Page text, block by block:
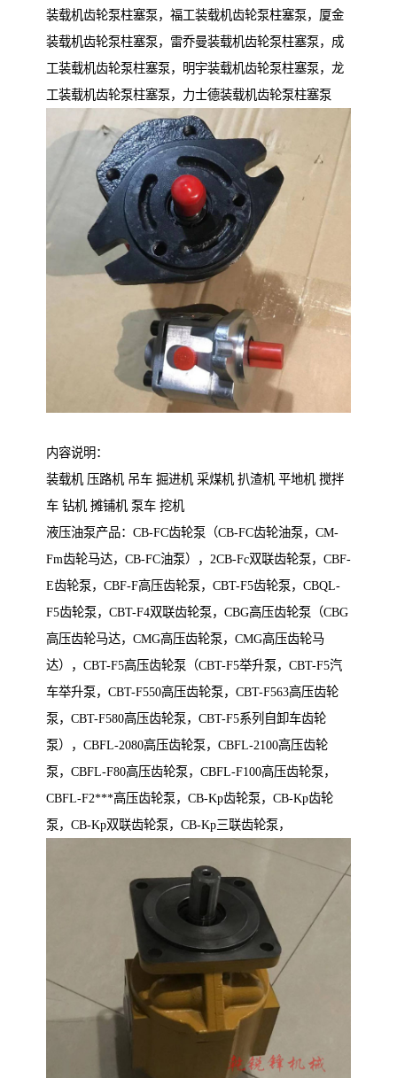
装载机齿轮泵柱塞泵，福工装载机齿轮泵柱塞泵，厦金
装载机齿轮泵柱塞泵，雷乔曼装载机齿轮泵柱塞泵，成
工装载机齿轮泵柱塞泵，明宇装载机齿轮泵柱塞泵，龙
工装载机齿轮泵柱塞泵，力士德装载机齿轮泵柱塞泵
内容说明：
装载机 压路机 吊车 掘进机 采煤机 扒渣机 平地机 搅拌
车 钻机 摊铺机 泵车 挖机
液压油泵产品：CB-FC齿轮泵（CB-FC齿轮油泵，CM-
Fm齿轮马达，CB-FC油泵），2CB-Fc双联齿轮泵，CBF-
E齿轮泵，CBF-F高压齿轮泵，CBT-F5齿轮泵，CBQL-
F5齿轮泵，CBT-F4双联齿轮泵，CBG高压齿轮泵（CBG
高压齿轮马达，CMG高压齿轮泵，CMG高压齿轮马
达），CBT-F5高压齿轮泵（CBT-F5举升泵，CBT-F5汽
车举升泵，CBT-F550高压齿轮泵，CBT-F563高压齿轮
泵，CBT-F580高压齿轮泵，CBT-F5系列自卸车齿轮
泵），CBFL-2080高压齿轮泵，CBFL-2100高压齿轮
泵，CBFL-F80高压齿轮泵，CBFL-F100高压齿轮泵，
CBFL-F2***高压齿轮泵，CB-Kp齿轮泵，CB-Kp齿轮
泵，CB-Kp双联齿轮泵，CB-Kp三联齿轮泵，